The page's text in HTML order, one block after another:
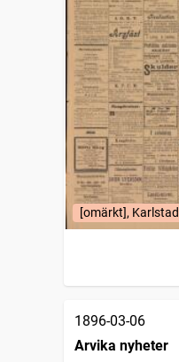
[omärkt], Karlstad
1896-03-06
Arvika nyheter